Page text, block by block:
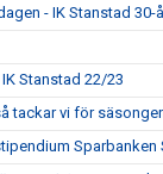
- IK Stanstad 30-
Stanstad 22/23
tackar vi för
Sparbanken